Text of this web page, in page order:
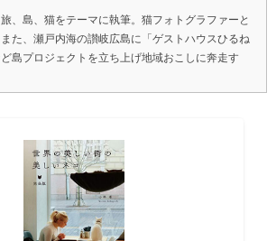
、島、猫をテーマに執筆。猫フォトグラファーと
た、瀬戸内海の讃岐広島に「ゲストハウスひるね
島プロジェクトを立ち上げ地域おこしに奔走す